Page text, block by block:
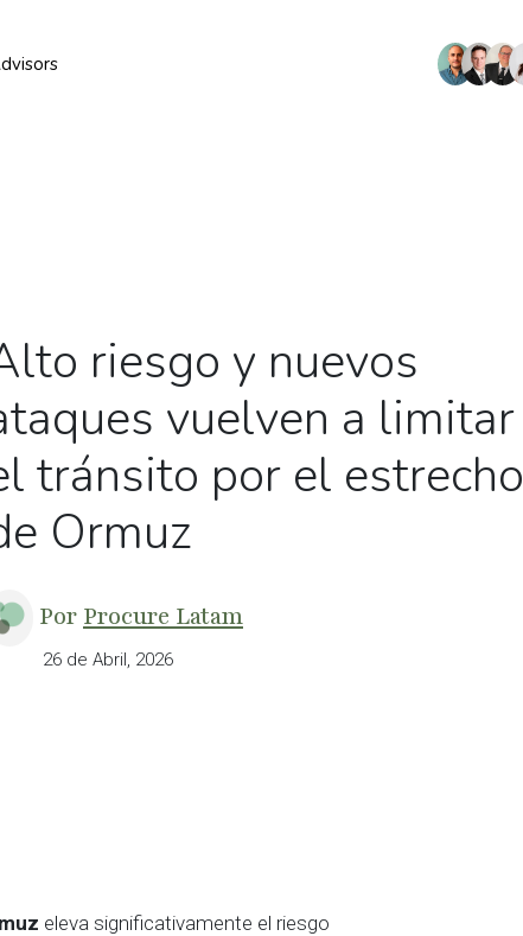
riesgo y nuevos
vuelven a limitar
tránsito por el estrecho
Ormuz
Por Procure Latam
26 de Abril, 2026
eleva significativamente el riesgo